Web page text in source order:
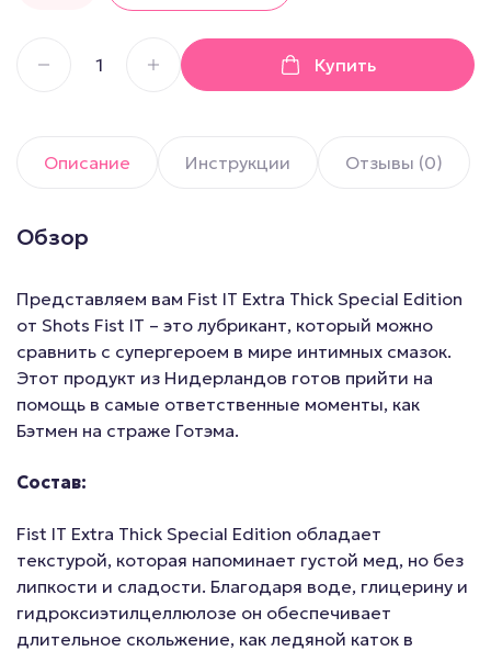
Купить
Описание Инструкции Отзывы (0)
Обзор
Представляем вам Fist IT Extra Thick Special Edition
от Shots Fist IT – это лубрикант, который можно
сравнить с супергероем в мире интимных смазок.
Этот продукт из Нидерландов готов прийти на
помощь в самые ответственные моменты, как
Бэтмен на страже Готэма.
Состав:
Fist IT Extra Thick Special Edition обладает
текстурой, которая напоминает густой мед, но без
липкости и сладости. Благодаря воде, глицерину и
гидроксиэтилцеллюлозе он обеспечивает
длительное скольжение, как ледяной каток в